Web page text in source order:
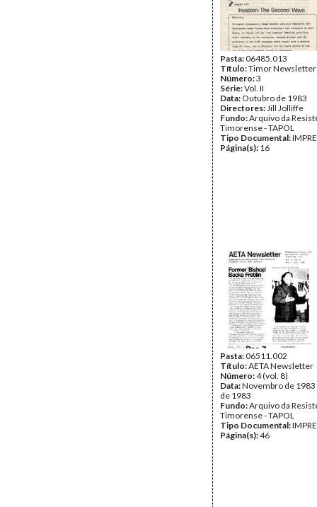
Pasta:06485.013
Título:Timor Newsletter
Número:3
Série:Vol. II
Data: Outubro de 1983
Directores:Jill Jolliffe
Fundo:Arquivo da
Timorense - TAPOL
Tipo Documental:
Página(s): 16
Pasta:06511.002
Título:AETA Newsletter
Número:4 (vol. 8)
Data:Novembro de
de 1983
Fundo:Arquivo da
Timorense - TAPOL
Tipo Documental:
Página(s):46